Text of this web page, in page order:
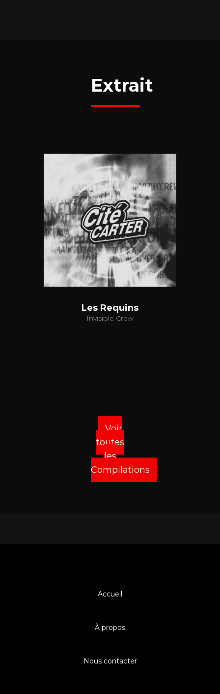
Extrait
Les Requins
Invisible Crew
Voir
toutes
les
Compilations
Accueil
À propos
Nous contacter